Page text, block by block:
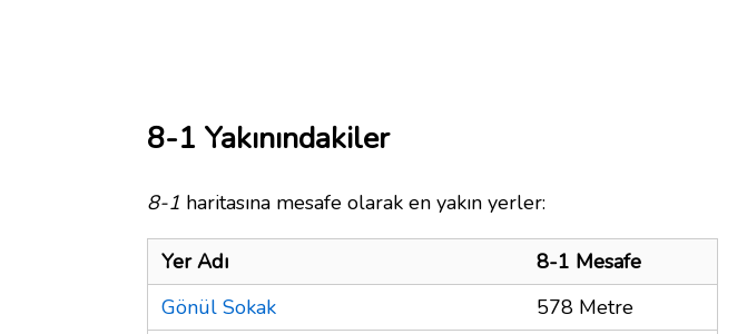
8-1 Yakınındakiler
8-1 haritasına mesafe olarak en yakın yerler:
Yer Adı
8-1 Mesafe
Gönül Sokak
578 Metre